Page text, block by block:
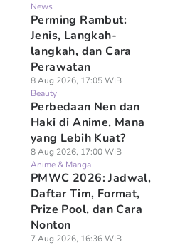
News
Perming Rambut:
Jenis, Langkah-
langkah, dan Cara
Perawatan
8 Aug 2026, 17:05 WIB
Beauty
Perbedaan Nen dan
Haki di Anime, Mana
yang Lebih Kuat?
8 Aug 2026, 17:00 WIB
Anime & Manga
PMWC 2026: Jadwal,
Daftar Tim, Format,
Prize Pool, dan Cara
Nonton
7 Aug 2026, 16:36 WIB